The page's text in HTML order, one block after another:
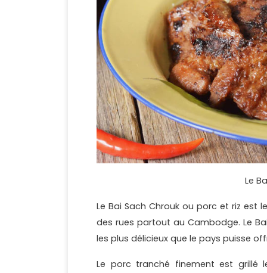
Le
Le Bai Sach Chrouk ou porc et riz
des rues partout au Cambodge. Le
les plus délicieux que le pays puisse
Le porc tranché finement est grillé